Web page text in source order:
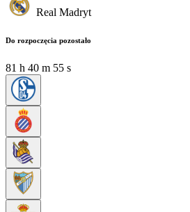
Real Madryt
Do rozpoczęcia pozostało
81 h 40 m 54 s